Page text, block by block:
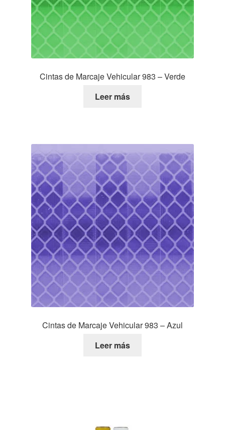
Cintas de Marcaje Vehicular 983 – Verde
Leer más
Cintas de Marcaje Vehicular 983 – Azul
Leer más